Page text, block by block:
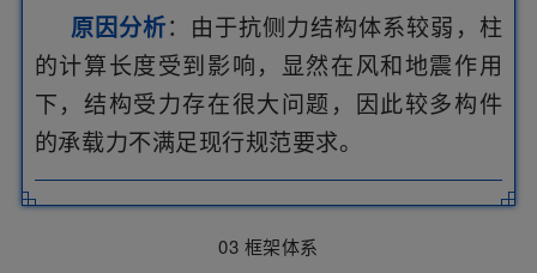
原因分析：由于抗侧力结构体系较弱，柱
的计算长度受到影响，显然在风和地震作用
下，结构受力存在很大问题，因此较多构件
的承载力不满足现行规范要求。
03 框架体系